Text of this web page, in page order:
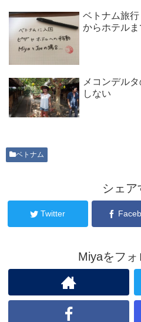
ベトナム旅
からホテルま
メコンデル
しない
ベトナム
シェア
Twitter
Miyaをフォ